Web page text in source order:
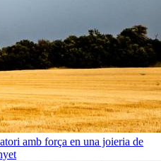
amb força en una joieria de